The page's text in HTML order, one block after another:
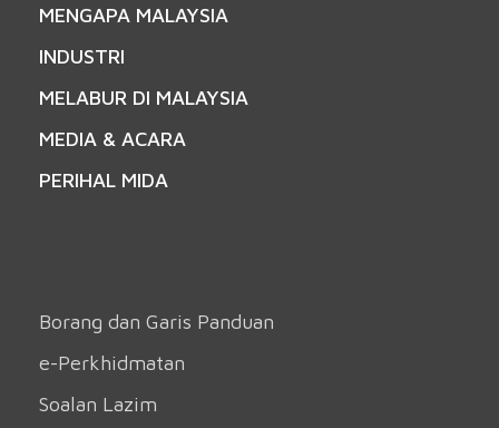
MENGAPA MALAYSIA
INDUSTRI
MELABUR DI MALAYSIA
MEDIA & ACARA
PERIHAL MIDA
Borang dan Garis Panduan
e-Perkhidmatan
Soalan Lazim